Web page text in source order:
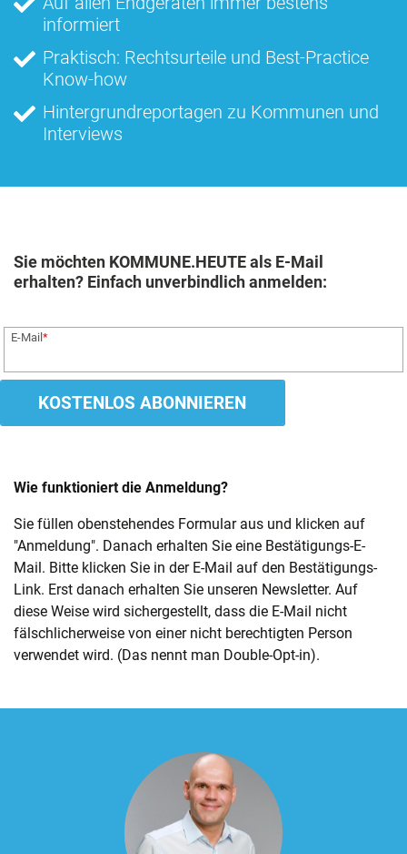
informiert
Praktisch: Rechtsurteile und Best-Practice
Know-how
Hintergrundreportagen zu Kommunen und
Interviews
Sie möchten KOMMUNE.HEUTE als E-Mail
erhalten? Einfach unverbindlich anmelden:
E-Mail
Wie funktioniert die Anmeldung?
Sie füllen obenstehendes Formular aus und klicken auf
"Anmeldung". Danach erhalten Sie eine Bestätigungs-E-
Mail. Bitte klicken Sie in der E-Mail auf den Bestätigungs-
Link. Erst danach erhalten Sie unseren Newsletter. Auf
diese Weise wird sichergestellt, dass die E-Mail nicht
fälschlicherweise von einer nicht berechtigten Person
verwendet wird. (Das nennt man Double-Opt-in).